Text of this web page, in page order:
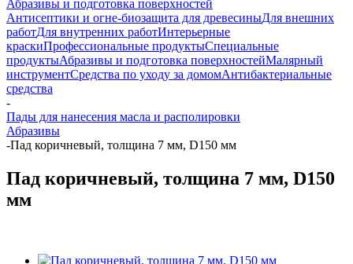
Абразивы и подготовка поверхностей
Антисептики и огне-биозащита для древесиныДля внешних
работДля внутренних работИнтерьерные
краскиПрофессиональные продуктыСпециальные
продуктыАбразивы и подготовка поверхностейМалярный
инструментСредства по уходу за домомАнтибактериальные
средства
-
Пады для нанесения масла и располировки
Абразивы
-Пад коричневый, толщина 7 мм, D150 мм
Пад коричневый, толщина 7 мм, D150
мм